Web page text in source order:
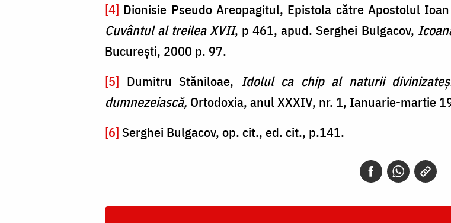
[4] Dionisie Pseudo Areopagitul, Epistola către Apostolul
Cuvântul al treilea XVII, p 461, apud. Serghei Bulgacov,
București, 2000 p. 97.
[5] Dumitru Stăniloae, Idolul ca chip al naturii
dumnezeiască, Ortodoxia, anul XXXIV, nr. 1, Ianuarie-martie
[6] Serghei Bulgacov, op. cit., ed. cit., p.141.